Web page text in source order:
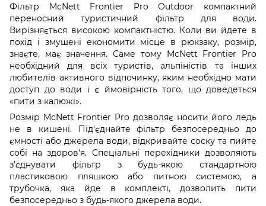
Фільтр McNett Frontier Pro Outdoor компактний
переносний туристичний фільтр для води.
Вирізняється високою компактністю. Коли ви йдете в
похід і змушені економити місце в рюкзаку, розмір,
знаєте, має значення. Саме тому McNett Frontier Pro
необхідний для всіх туристів, альпіністів та інших
любителів активного відпочинку, яким необхідно мати
доступ до води і є ймовірність того, що доведеться
«пити з калюжі».
Розмір McNett Frontier Pro дозволяє носити його ледь
не в кишені. Під'єднайте фільтр безпосередньо до
ємності або джерела води, відкривайте соску та пийте
собі на здоров'я. Спеціальні перехідники дозволяють
з'єднувати фільтр з будь-якою стандартною
пластиковою пляшкою або питною системою, а
трубочка, яка йде в комплекті, дозволить пити
безпосередньо з будь-якого джерела води.